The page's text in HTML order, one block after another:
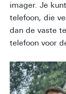
imager. Je
telefoon, die
dan de vaste
telefoon voor